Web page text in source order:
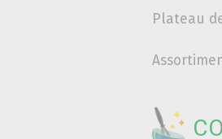
Plateau